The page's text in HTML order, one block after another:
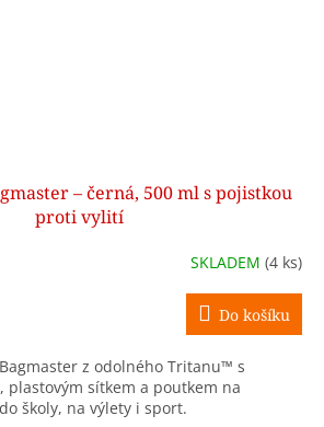
– černá, 500 ml s pojistkou
proti vylití
SKLADEM (4 ks)
Do košíku
z odolného Tritanu™ s
sítkem a poutkem na
školy, na výlety i sport.